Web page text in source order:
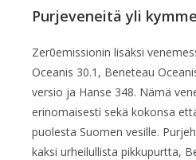
Purjeveneitä yli
Zer0emissionin lisäksi
Oceanis 30.1, Beneteau
versio ja Hanse 348. Nämä
erinomaisesti sekä kokonsa
puolesta Suomen vesille.
kaksi urheilullista pikkupurtta,